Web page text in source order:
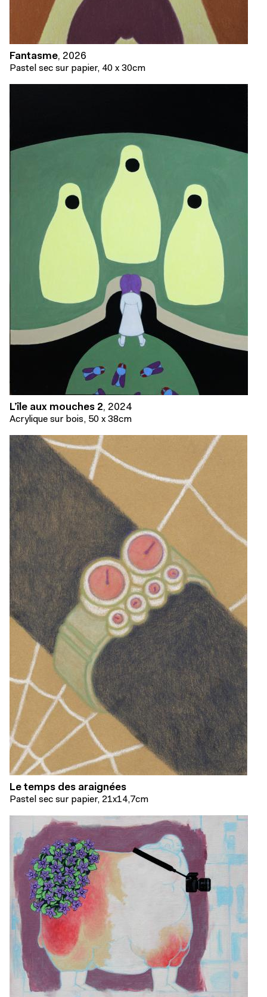
Fantasme, 2026
Pastel sec sur papier, 40 x 30cm
L’île aux mouches 2, 2024
Acrylique sur bois, 50 x 38cm
Le temps des araignées
Pastel sec sur papier, 21x14,7cm